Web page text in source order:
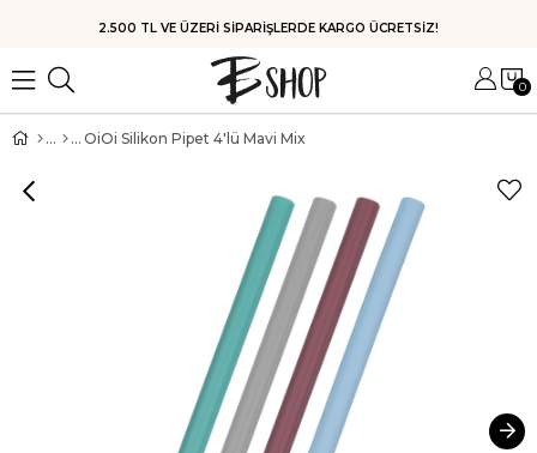
HIZLI KARGO
0
OiOi Silikon Pipet 4'lü Mavi Mix